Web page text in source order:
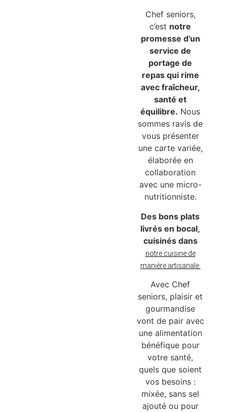
Chef seniors,
c’est notre
promesse d’un
service de
portage de
repas qui rime
avec fraîcheur,
santé et
équilibre. Nous
sommes ravis de
vous présenter
une carte variée,
élaborée en
collaboration
avec une micro-
nutritionniste.
Des bons plats
livrés en bocal,
cuisinés dans
notre cuisine de
manièreartisanale.
Avec Chef
seniors, plaisir et
gourmandise
vont de pair avec
une alimentation
bénéfique pour
votre santé,
quels que soient
vos besoins :
mixée, sans sel
ajouté ou pour